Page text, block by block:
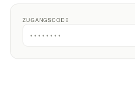
ZUGANGSCODE